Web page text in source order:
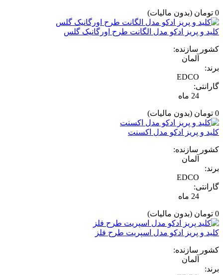
0 تومان (بدون مالیات)
کلید و پریز ادکو مدل الگانت طرح اورگانیک گلس
کشور سازنده:
آلمان
برند:
EDCO
گارانتی:
24 ماه
0 تومان (بدون مالیات)
کلید و پریز ادکو مدل اکسنت
کشور سازنده:
آلمان
برند:
EDCO
گارانتی:
24 ماه
0 تومان (بدون مالیات)
کلید و پریز ادکو مدل اسپریت طرح فلز
کشور سازنده:
آلمان
برند: